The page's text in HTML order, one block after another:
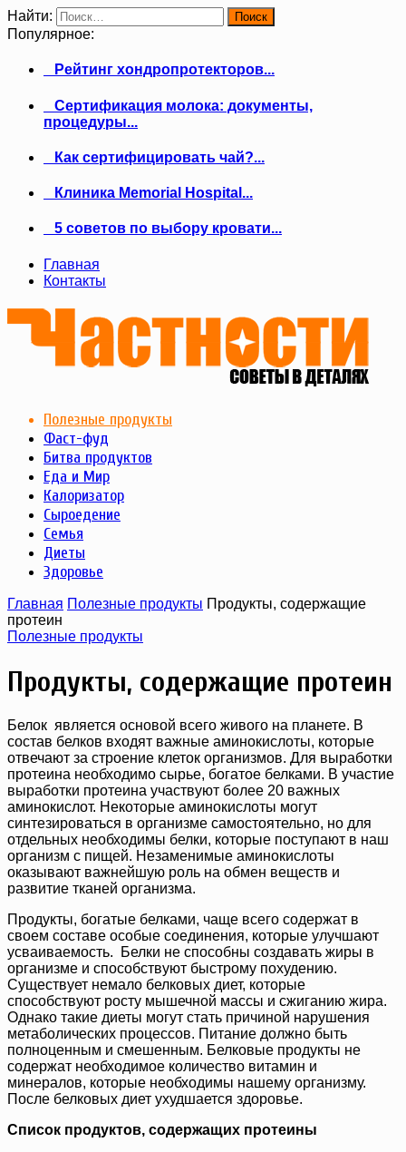
Найти:
Популярное:
Рейтинг хондропротекторов...
Сертификация молока: документы,
процедуры...
Как сертифицировать чай?...
Клиника Memorial Hospital...
5 советов по выбору кровати...
Главная
Контакты
Полезные продукты
Фаст-фуд
Битва продуктов
Еда и Мир
Калоризатор
Сыроедение
Семья
Диеты
Здоровье
Главная Полезные продукты Продукты, содержащие
протеин
Полезные продукты
Продукты, содержащие протеин
Белок является основой всего живого на планете. В
состав белков входят важные аминокислоты, которые
отвечают за строение клеток организмов. Для выработки
протеина необходимо сырье, богатое белками. В участие
выработки протеина участвуют более 20 важных
аминокислот. Некоторые аминокислоты могут
синтезироваться в организме самостоятельно, но для
отдельных необходимы белки, которые поступают в наш
организм с пищей. Незаменимые аминокислоты
оказывают важнейшую роль на обмен веществ и
развитие тканей организма.
Продукты, богатые белками, чаще всего содержат в
своем составе особые соединения, которые улучшают
усваиваемость. Белки не способны создавать жиры в
организме и способствуют быстрому похудению.
Существует немало белковых диет, которые
способствуют росту мышечной массы и сжиганию жира.
Однако такие диеты могут стать причиной нарушения
метаболических процессов. Питание должно быть
полноценным и смешенным. Белковые продукты не
содержат необходимое количество витамин и
минералов, которые необходимы нашему организму.
После белковых диет ухудшается здоровье.
Список продуктов, содержащих протеины